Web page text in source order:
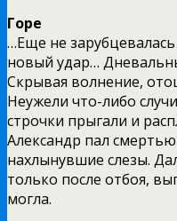
Горе
…Еще не
новый удар…
Скрывая волнение,
Неужели что-либо
строчки прыгали и
Александр пал
нахлынувшие слезы.
только после отбоя,
могла.